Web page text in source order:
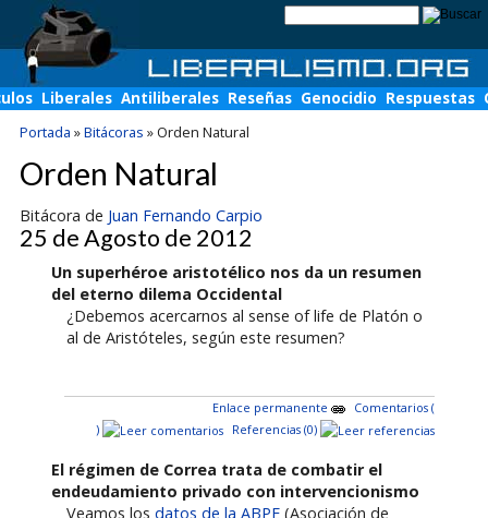
Liberales Antiliberales Reseñas Genocidio Respuestas
Portada »Bitácoras »Orden Natural
Orden Natural
Bitácora de Juan Fernando Carpio
25 de Agosto de 2012
Un superhéroe aristotélico nos da un resumen
del eterno dilema Occidental
¿Debemos acercarnos al sense of life de Platón o
al de Aristóteles, según este resumen?
Enlace permanente
Comentarios (
)
Referencias (0)
El régimen de Correa trata de combatir el
endeudamiento privado con intervencionismo
Veamos losdatos de la ABPE (Asociación de